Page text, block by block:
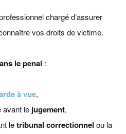
chargé d’assurer
vos droits de victime.
le penal :
à vue,
avant le jugement,
letribunal correctionnel ou la